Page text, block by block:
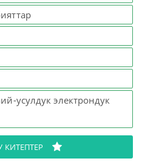
усулдук электрондук
КИТЕПТЕР